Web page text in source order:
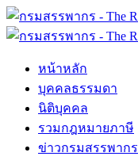
หน้าหลัก
บุคคลธรรมดา
นิติบุคคล
รวมกฎหมายภาษี
ข่าวกรมสรรพากร